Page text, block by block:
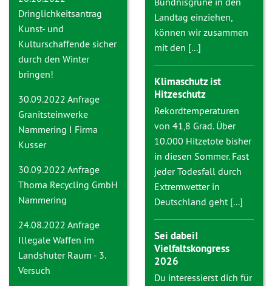
Dringlichkeitsantrag
Kunst- und
Kulturschaffende sicher
durch den Winter
bringen!
30.09.2022 Anfrage
Granitsteinwerke
Nammering I Firma
Kusser
30.09.2022 Anfrage
Thoma Recycling GmbH
Nammering
24.08.2022 Anfrage
Illegale Waffen im
Landshuter Raum - 3.
Versuch
Landtag einziehen,
können wir zusammen
mit den [...]
Klimaschutz ist
Hitzeschutz
Rekordtemperaturen
von 41,8 Grad. Über
10.000 Hitzetote bisher
in diesen Sommer. Fast
jeder Todesfall durch
Extremwetter in
Deutschland geht [...]
Sei dabei!
Vielfaltskongress
2026
Du interessierst dich für